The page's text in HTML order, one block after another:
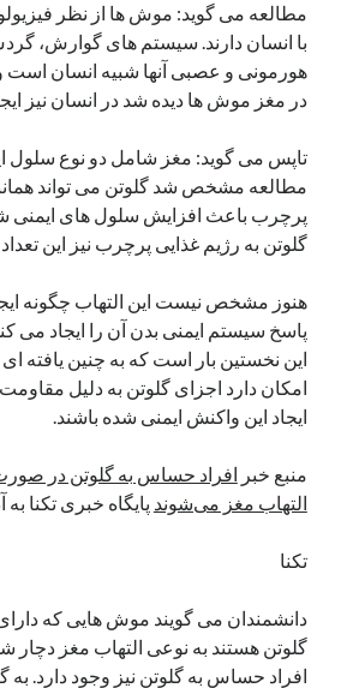
ژانویه 2026
دسامبر 2025
نوامبر 2025
آگوست 2025
ژوئن 2025
می 2025
آوریل 2025
مارس 2025
ژانویه 2025
دسامبر 2024
نوامبر 2024
اکتبر 2024
سپتامبر 2024
جولای 2024
ژوئن 2024
آوریل 2024
فوریه 2024
ژانویه 2024
دسامبر 2023
مطالعه می گوید: موش ها از نظر
با انسان دارند. سیستم های گوارش،
هورمونی و عصبی آنها شبیه انسان است و
در مغز موش ها دیده شد در انسان نیز
تاپس می گوید: مغز شامل دو نوع سلول
مطالعه مشخص شد گلوتن می تواند
پرچرب باعث افزایش سلول های ایمنی
گلوتن به رژیم غذایی پرچرب نیز این
هنوز مشخص نیست این التهاب چگونه
پاسخ سیستم ایمنی بدن آن را ایجاد می
این نخستین بار است که به چنین یافته
امکان دارد اجزای گلوتن به دلیل
ایجاد این واکنش ایمنی شده باشند.
منبع خبر افراد حساس به گلوتن در
التهاب مغز می‌شوند پایگاه خبری تکنا
تکنا
دانشمندان می گویند موش هایی که
گلوتن هستند به نوعی التهاب مغز دچار
افراد حساس به گلوتن نیز وجود دارد.